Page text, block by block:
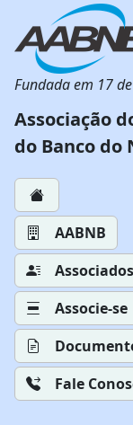
Fundada em 17
Associação
do Banco do
AABNB
Associados
Associe-se
Fale